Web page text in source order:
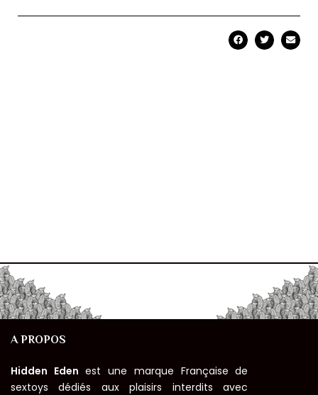
A PROPOS
Hidden Eden est une marque Française de
sextoys dédiés aux plaisirs interdits avec